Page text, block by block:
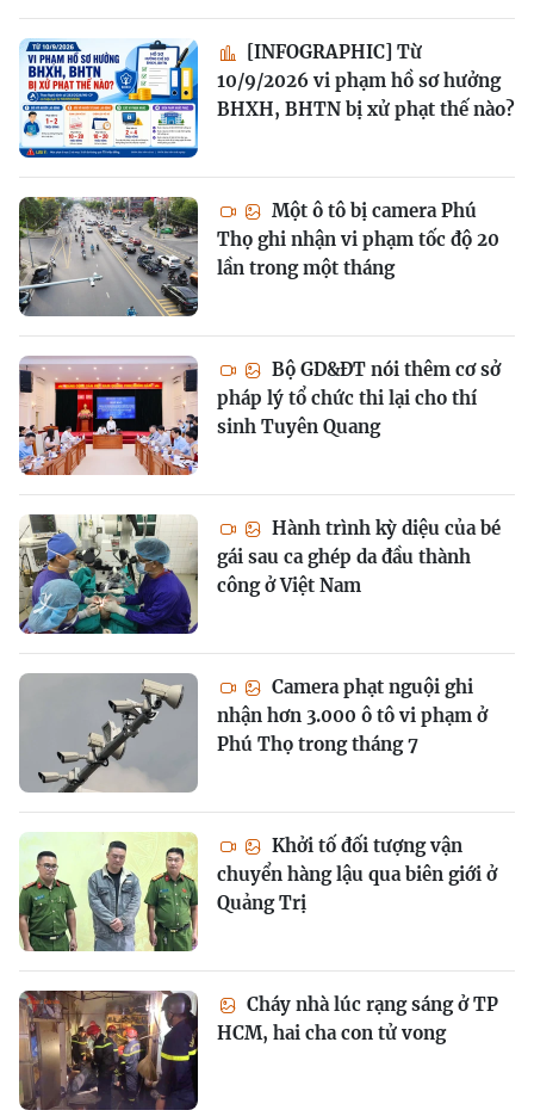
[INFOGRAPHIC] Từ
10/9/2026 vi phạm hồ sơ hưởng
BHXH, BHTN bị xử phạt thế nào?
Một ô tô bị camera Phú
Thọ ghi nhận vi phạm tốc độ 20
lần trong một tháng
Bộ GD&ĐT nói thêm cơ sở
pháp lý tổ chức thi lại cho thí
sinh Tuyên Quang
Hành trình kỳ diệu của bé
gái sau ca ghép da đầu thành
công ở Việt Nam
Camera phạt nguội ghi
nhận hơn 3.000 ô tô vi phạm ở
Phú Thọ trong tháng 7
Khởi tố đối tượng vận
chuyển hàng lậu qua biên giới ở
Quảng Trị
Cháy nhà lúc rạng sáng ở TP
HCM, hai cha con tử vong